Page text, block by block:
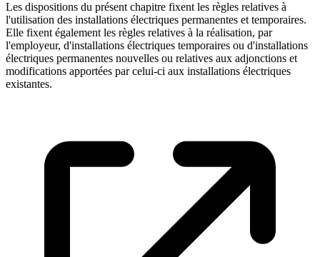
Les dispositions du présent chapitre fixent les règles relatives à
l'utilisation des installations électriques permanentes et temporaires.
Elle fixent également les règles relatives à la réalisation, par
l'employeur, d'installations électriques temporaires ou d'installations
électriques permanentes nouvelles ou relatives aux adjonctions et
modifications apportées par celui-ci aux installations électriques
existantes.